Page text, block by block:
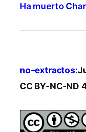
Ha muerto
no–extractos:
CC BY-NC-ND